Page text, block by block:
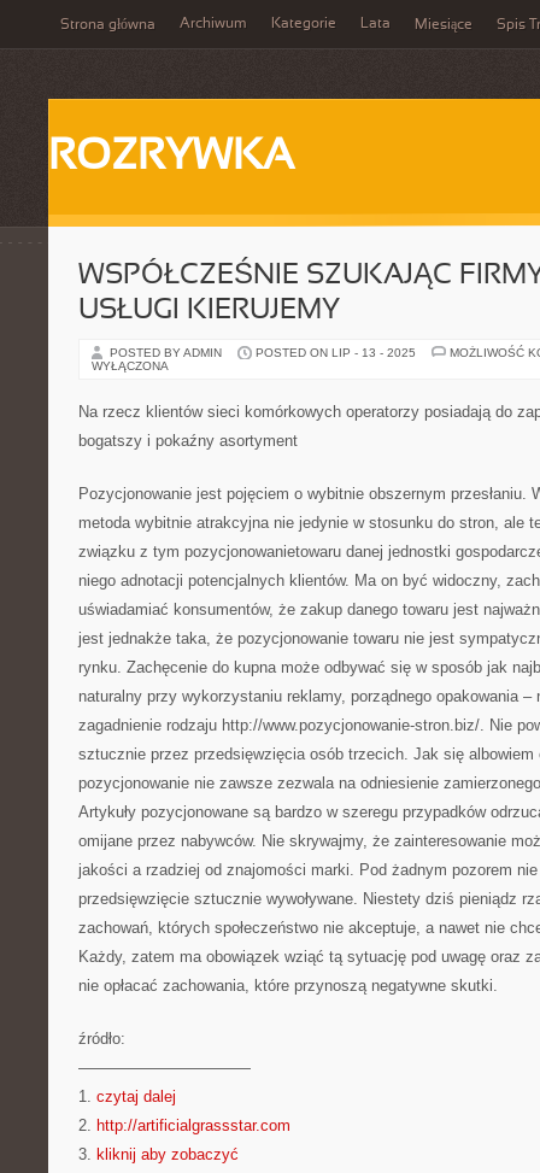
Strona główna Archiwum Kategorie Lata Miesiące Spis
ROZRYWKA
WSPÓŁCZEŚNIE SZUKAJĄC
USŁUGI KIERUJEMY
POSTED BY ADMIN POSTED ON LIP - 13 - 2025
MOŻLIWOŚĆ
WYŁĄCZONA
Na rzecz klientów sieci komórkowych operatorzy posiadają do
bogatszy i pokaźny asortyment
Pozycjonowanie jest pojęciem o wybitnie obszernym przesłaniu.
metoda wybitnie atrakcyjna nie jedynie w stosunku do stron, ale
związku z tym pozycjonowanietowaru danej jednostki
niego adnotacji potencjalnych klientów. Ma on być widoczny,
uświadamiać konsumentów, że zakup danego towaru jest
jest jednakże taka, że pozycjonowanie towaru nie jest
rynku. Zachęcenie do kupna może odbywać się w sposób jak
naturalny przy wykorzystaniu reklamy, porządnego opakowania –
zagadnienie rodzaju http://www.pozycjonowanie-stron.biz/. Nie
sztucznie przez przedsięwzięcia osób trzecich. Jak się albowiem
pozycjonowanie nie zawsze zezwala na odniesienie
Artykuły pozycjonowane są bardzo w szeregu przypadków
omijane przez nabywców. Nie skrywajmy, że zainteresowanie
jakości a rzadziej od znajomości marki. Pod żadnym pozorem
przedsięwzięcie sztucznie wywoływane. Niestety dziś pieniądz
zachowań, których społeczeństwo nie akceptuje, a nawet nie
Każdy, zatem ma obowiązek wziąć tą sytuację pod uwagę oraz
nie opłacać zachowania, które przynoszą negatywne skutki.
źródło:
———————————
1. czytaj dalej
2. http://artificialgrassstar.com
3. kliknij aby zobaczyć